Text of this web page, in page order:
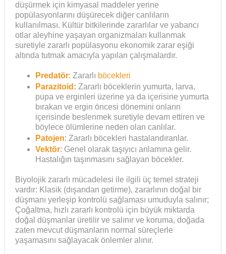
düşürmek için kimyasal maddeler yerine
popülasyonlarını düşürecek diğer canlıların
kullanılması. Kültür bitkilerinde zararlılar ve yabancı
otlar aleyhine yaşayan organizmaları kullanmak
suretiyle zararlı popülasyonu ekonomik zarar eşiği
altında tutmak amacıyla yapılan çalışmalardır.
Predatör: Zararlı böcekleri
Parazitoid : Zararlı böceklerin yumurta, larva,
pupa ve erginleri üzerine ya da içerisine yumurta
bırakan ve ergin öncesi dönemini onların
içerisinde beslenmek suretiyle devam ettiren ve
böylece ölümlerine neden olan canlılar.
Patojen: Zararlı böcekleri hastalandıranlar.
Vektör: Genel olarak taşıyıcı anlamına gelir.
Hastalığın taşınmasını sağlayan böcekler.
Biyolojik zararlı mücadelesi ile ilgili üç temel strateji
vardır: Klasik (dışarıdan getirme), zararlının doğal bir
düşmanı yerleşip kontrolü sağlaması umuduyla salınır;
Çoğaltma, hızlı zararlı kontrolü için büyük miktarda
doğal düşmanlar üretilir ve salınır ve koruma, doğada
zaten mevcut düşmanların normal süreçlerle
yaşamasını sağlayacak önlemler alınır.